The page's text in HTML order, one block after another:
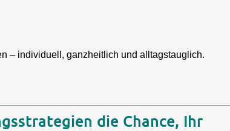
– individuell, ganzheitlich und alltagstauglich.
die Chance, Ihr